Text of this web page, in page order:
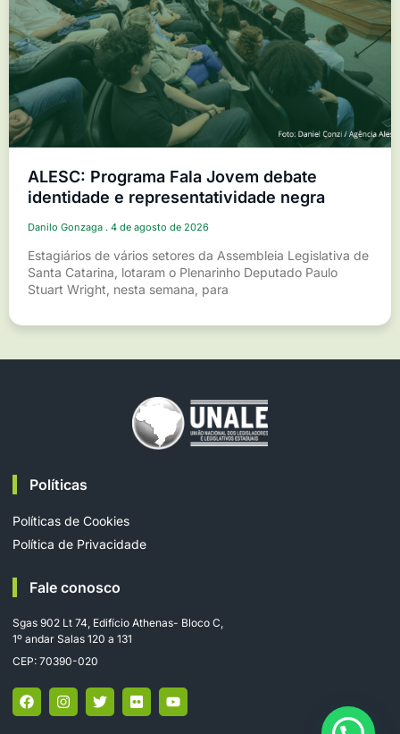
ALESC: Programa Fala Jovem debate
identidade e representatividade negra
Danilo Gonzaga 4 de agosto de 2026
Estagiários de vários setores da Assembleia Legislativa de
Santa Catarina, lotaram o Plenarinho Deputado Paulo
Stuart Wright, nesta semana, para
Políticas
Políticas de Cookies
Política de Privacidade
Fale conosco
Sgas 902 Lt 74, Edifício Athenas- Bloco C,
1º andar Salas 120 a 131
CEP: 70390-020